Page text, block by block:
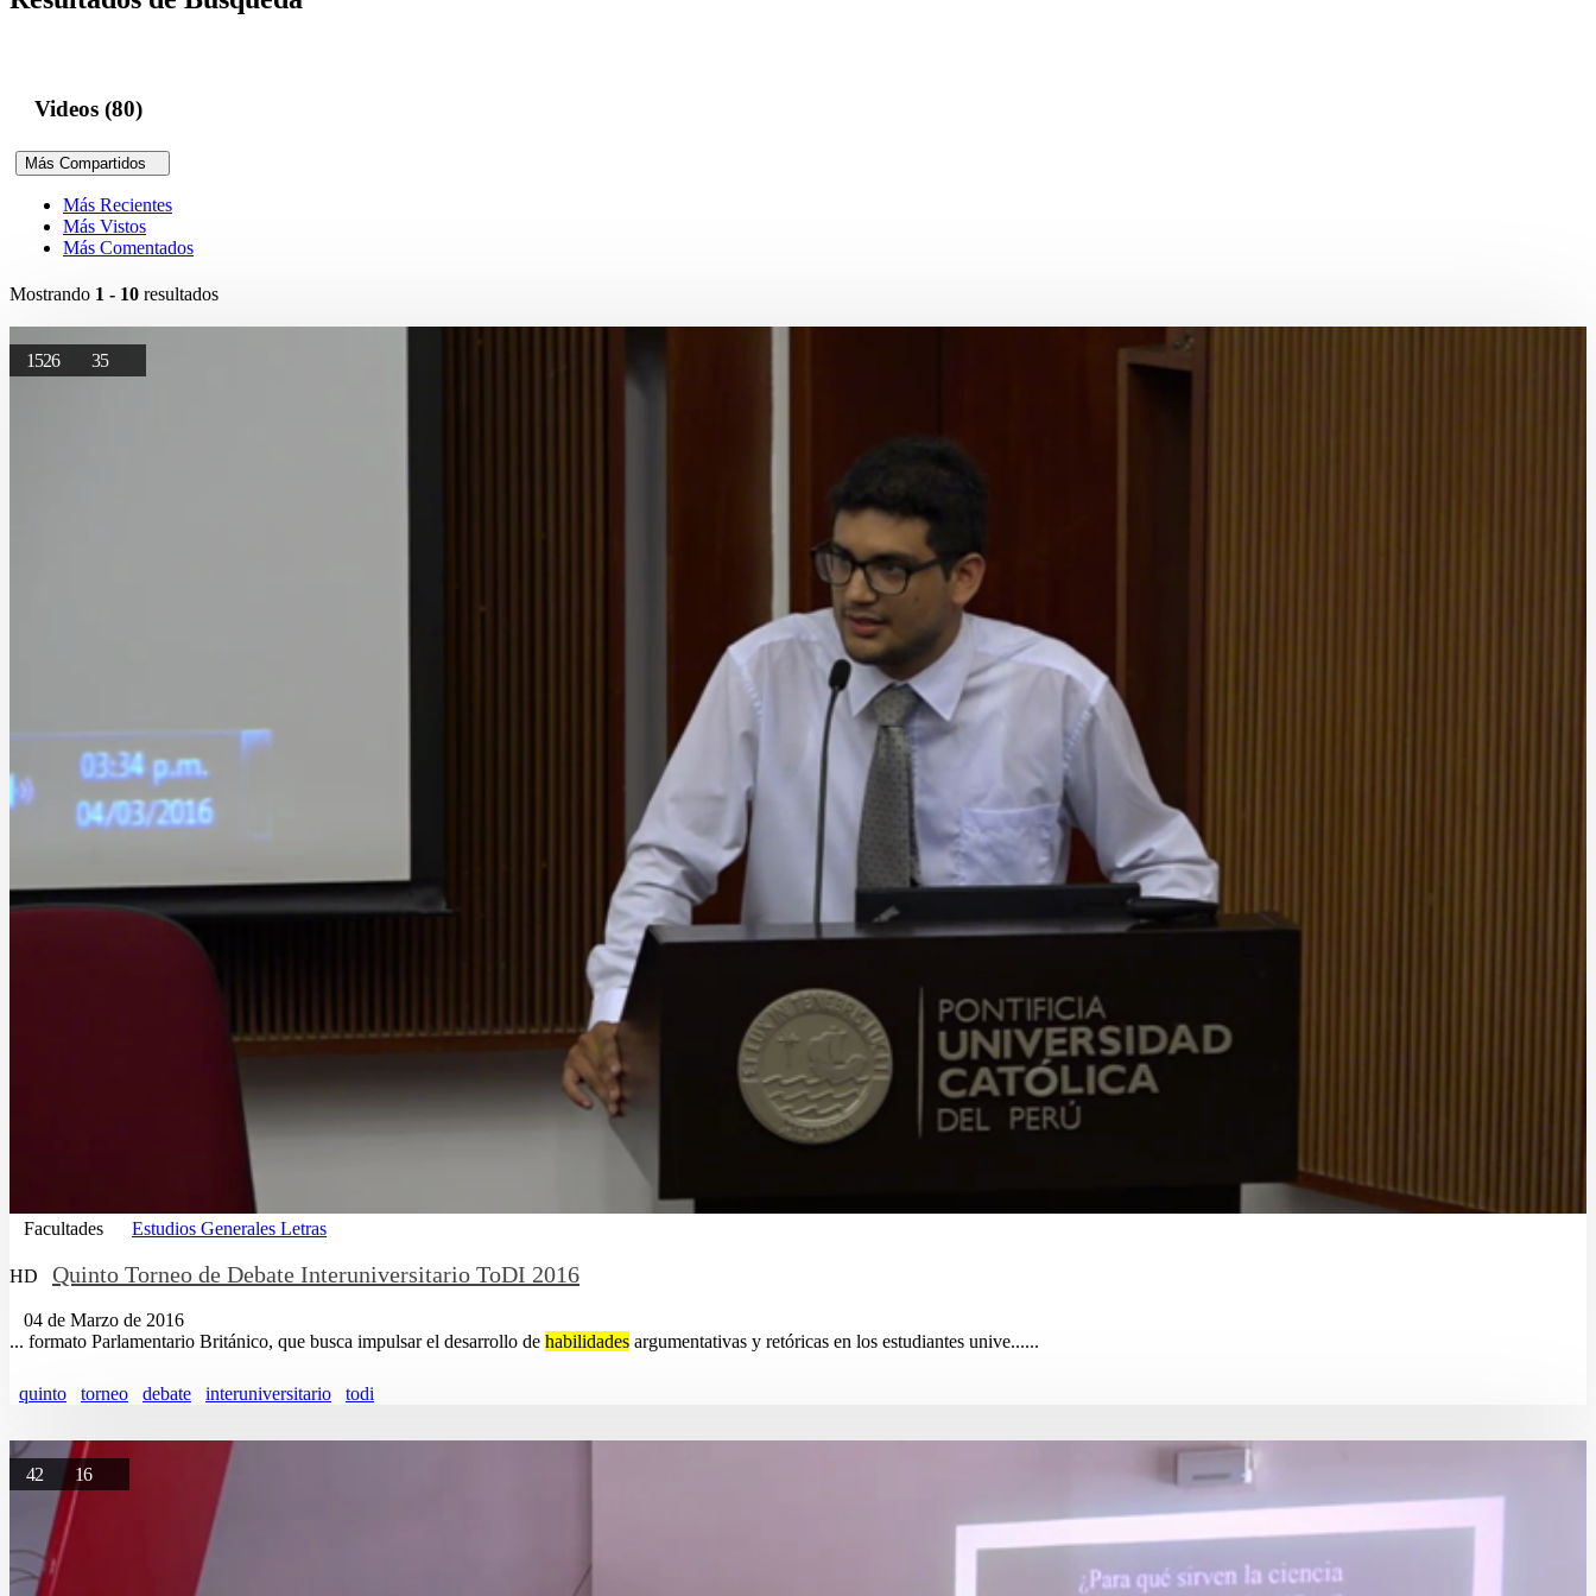
Videos (80)
Más Compartidos
Más Recientes
Más Vistos
Más Comentados
Mostrando 1 - 10 resultados
1526 35
Facultades Estudios Generales Letras
HD Quinto Torneo de Debate Interuniversitario ToDI 2016
04 de Marzo de 2016
... formato Parlamentario Británico, que busca impulsar el desarrollo de habilidades argumentativas y retóricas en los estudiantes unive......
quinto torneo debate interuniversitario todi
42 16